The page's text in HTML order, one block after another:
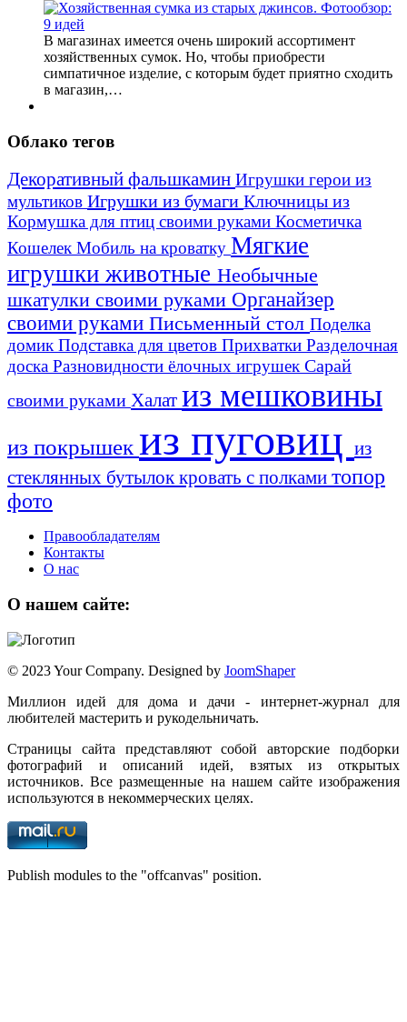
В магазинах имеется очень широкий ассортимент
хозяйственных сумок. Но, чтобы приобрести
симпатичное изделие, с которым будет приятно сходить
в магазин,…
Облако тегов
Декоративный фальшкамин Игрушки герои из
мультиков Игрушки из бумаги Ключницы из
Кормушка для птиц своими руками Косметичка
КошелекМобиль на кроватку Мягкие
игрушки животные Необычные
шкатулки своими руками Органайзер
своими руками Письменный стол Поделка
домикПодставка для цветов Прихватки Разделочная
доска Разновидности ёлочных игрушекСарай
своими руками Халат из мешковины
из покрышек из пуговиц из
стеклянных бутылоккровать с полками топор
фото
Правообладателям
Контакты
О нас
О нашем сайте:
© 2023 Your Company. Designed by JoomShaper
Миллион идей для дома и дачи - интернет-журнал для
любителей мастерить и рукодельничать.
Страницы сайта представляют собой авторские подборки
фотографий и описаний идей, взятых из открытых
источников. Все размещенные на нашем сайте изображения
используются в некоммерческих целях.
Publish modules to the "offcanvas" position.